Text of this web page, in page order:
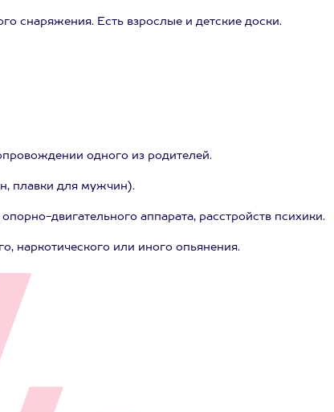
снаряжения. Есть взрослые и детские доски.
одного из родителей.
плавки для мужчин).
двигательного аппарата, расстройств психики.
наркотического или иного опьянения.